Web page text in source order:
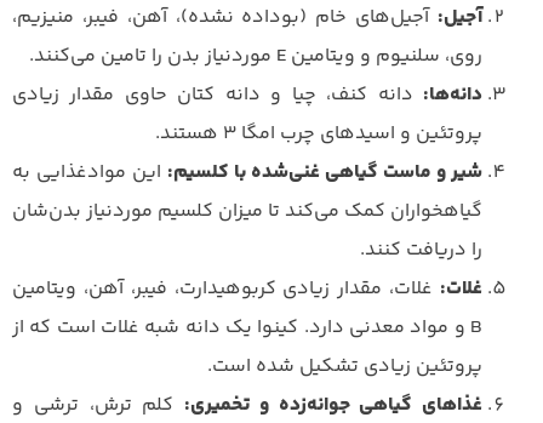
آجیل: آجیل‌های خام (بوداده نشده)، آهن، فیبر، منیزیم،
روی، سلنیوم و ویتامین E موردنیاز بدن را تامین می‌کنند.
دانه‌ها: دانه کنف، چیا و دانه کتان حاوی مقدار زیادی
پروتئین و اسیدهای چرب امگا 3 هستند.
شیر و ماست گیاهی غنی‌شده با کلسیم: این موادغذایی به
گیاهخواران کمک می‌کند تا میزان کلسیم موردنیاز بدن‌شان
را دریافت کنند.
غلات: غلات، مقدار زیادی کربوهیدارت، فیبر، آهن، ویتامین
B و مواد معدنی دارد. کینوا یک دانه شبه غلات است که از
پروتئین زیادی تشکیل شده است.
غذاهای گیاهی جوانه‌زده و تخمیری: کلم ترش، ترشی و